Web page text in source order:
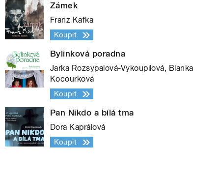
Zámek
Franz Kafka
Koupit
Bylinková poradna
Jarka Rozsypalová-Vykoupilová, Blanka
Kocourková
Koupit
Pan Nikdo a bílá tma
Dora Kaprálová
Koupit